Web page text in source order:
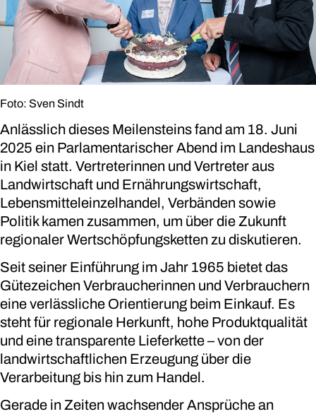
Foto: Sven Sindt
Anlässlich dieses Meilensteins fand am 18. Juni
2025 ein Parlamentarischer Abend im Landeshaus
in Kiel statt. Vertreterinnen und Vertreter aus
Landwirtschaft und Ernährungswirtschaft,
Lebensmitteleinzelhandel, Verbänden sowie
Politik kamen zusammen, um über die Zukunft
regionaler Wertschöpfungsketten zu diskutieren.
Seit seiner Einführung im Jahr 1965 bietet das
Gütezeichen Verbraucherinnen und Verbrauchern
eine verlässliche Orientierung beim Einkauf. Es
steht für regionale Herkunft, hohe Produktqualität
und eine transparente Lieferkette – von der
landwirtschaftlichen Erzeugung über die
Verarbeitung bis hin zum Handel.
Gerade in Zeiten wachsender Ansprüche an